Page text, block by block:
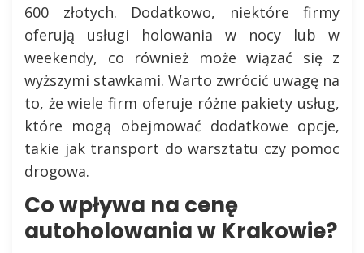
600 złotych. Dodatkowo, niektóre firmy
oferują usługi holowania w nocy lub w
weekendy, co również może wiązać się z
wyższymi stawkami. Warto zwrócić uwagę na
to, że wiele firm oferuje różne pakiety usług,
które mogą obejmować dodatkowe opcje,
takie jak transport do warsztatu czy pomoc
drogowa.
Co wpływa na cenę
autoholowania w Krakowie?